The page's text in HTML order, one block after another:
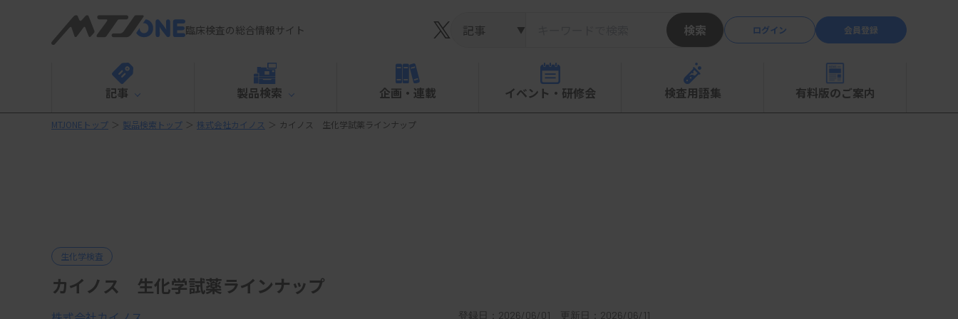
臨床検査の総合情報サイト ▼ 検索 ログイン 会員登録
記事 製品検索 企画・連載 イベント・研修会 検査用語集 有料版のご案内
MTJONEトップ ＞ 製品検索トップ ＞ 株式会社カイノス ＞ カイノス 生化学試薬ラインナップ
生化学検査
カイノス 生化学試薬ラインナップ
登録日：2026/06/01 更新日：2026/06/11